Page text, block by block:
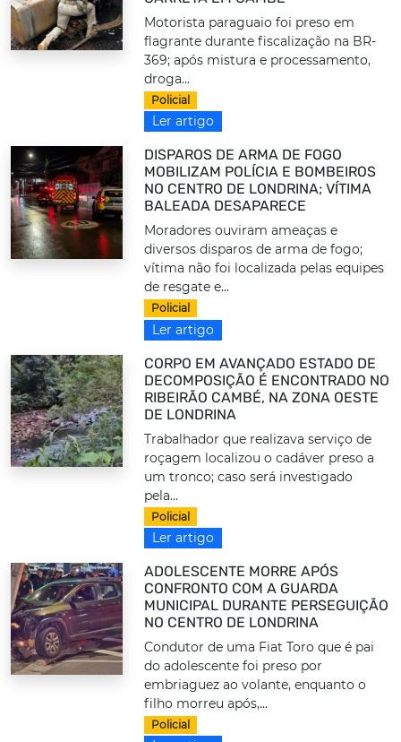
Motorista paraguaio foi preso em
flagrante durante fiscalização na BR-
369; após mistura e processamento,
droga...
Policial
Ler artigo
DISPAROS DE ARMA DE FOGO
MOBILIZAM POLÍCIA E BOMBEIROS
NO CENTRO DE LONDRINA; VÍTIMA
BALEADA DESAPARECE
Moradores ouviram ameaças e
diversos disparos de arma de fogo;
vítima não foi localizada pelas equipes
de resgate e...
Policial
Ler artigo
CORPO EM AVANÇADO ESTADO DE
DECOMPOSIÇÃO É ENCONTRADO NO
RIBEIRÃO CAMBÉ, NA ZONA OESTE
DE LONDRINA
Trabalhador que realizava serviço de
roçagem localizou o cadáver preso a
um tronco; caso será investigado
pela...
Policial
Ler artigo
ADOLESCENTE MORRE APÓS
CONFRONTO COM A GUARDA
MUNICIPAL DURANTE PERSEGUIÇÃO
NO CENTRO DE LONDRINA
Condutor de uma Fiat Toro que é pai
do adolescente foi preso por
embriaguez ao volante, enquanto o
filho morreu após,...
Policial